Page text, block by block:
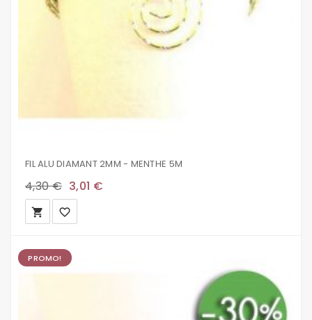
FIL ALU DIAMANT 2MM - MENTHE 5M
4,30 € 3,01 €
local_grocery_store favorite_border
PROMO!